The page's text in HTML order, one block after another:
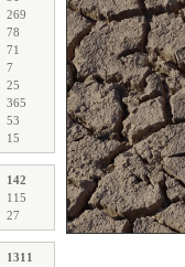
269
78
71
7
25
365
53
15
142
115
27
1311